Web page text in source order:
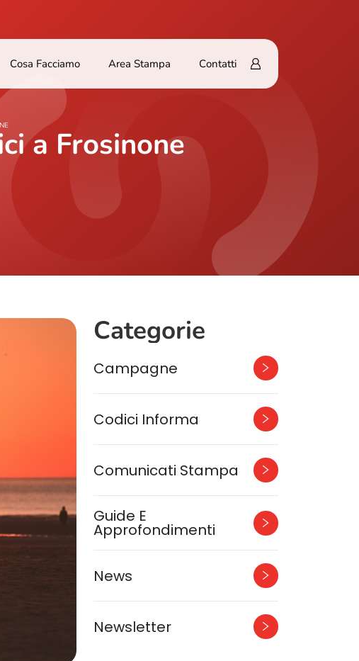
Cosa Facciamo Area Stampa Contatti
a Frosinone
Categorie
Campagne
Codici Informa
Comunicati Stampa
Guide E
Approfondimenti
News
Newsletter